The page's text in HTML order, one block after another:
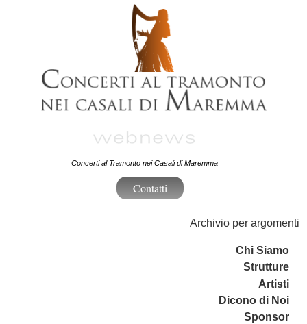
Concerti al Tramonto nei Casali di Maremma
Contatti
Archivio per argomenti
Chi Siamo
Strutture
Artisti
Dicono di Noi
Sponsor